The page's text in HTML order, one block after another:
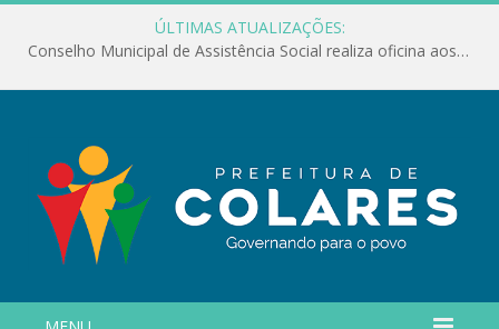
ÚLTIMAS ATUALIZAÇÕES:
Conselho Municipal de Assistência Social realiza oficina aos servidores